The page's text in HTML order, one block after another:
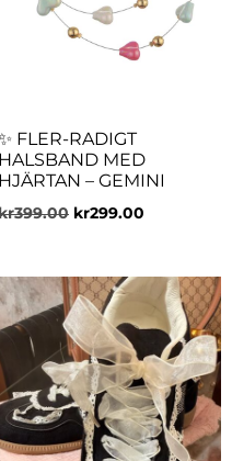
FLER-RADIGT
HALSBAND MED
HJÄRTAN – GEMINI
399.00 kr299.00